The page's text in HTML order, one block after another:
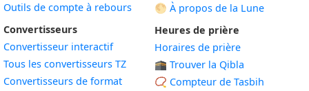
Outils de compte à rebours
Convertisseurs
Convertisseur interactif
Tous les convertisseurs TZ
Convertisseurs de format
🌕 À propos de la Lune
Heures de prière
Horaires de prière
🕋 Trouver la Qibla
📿 Compteur de Tasbih